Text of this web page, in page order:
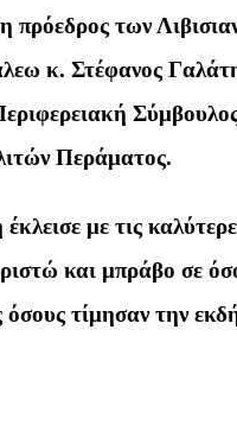
πρόεδρος των
κ. Στέφανος
Περάματος.
με τις
και μπράβο σε
όσους τίμησαν την